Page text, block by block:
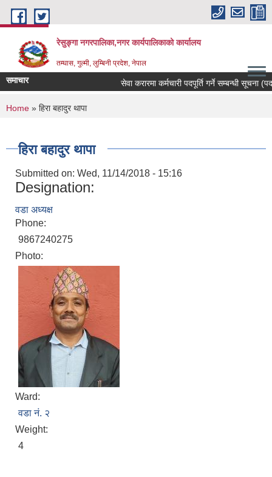
Skip to main content
रेसुङ्गा नगरपालिका,नगर कार्यपालिकाको कार्यालय
तम्घास, गुल्मी, लुम्बिनी प्रदेश, नेपाल
समाचार सेवा करारमा कर्मचारी पदपूर्ति गर्ने सम्बन्धी सूचना
You are here
Home » हिरा बहादुर थापा
हिरा बहादुर थापा
Submitted on: Wed, 11/14/2018 - 15:16
Designation:
वडा अध्यक्ष
Phone:
9867240275
Photo:
Ward:
वडा नं. २
Weight:
4